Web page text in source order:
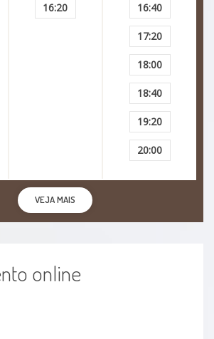
depressivo
Da Alimentação
De Alimentação Na Infância
16:20 16:40
17:20
18:00
18:40
19:20
20:00
VEJA MAIS
online